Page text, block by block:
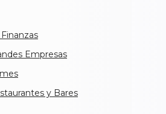
Empresas
y Bares